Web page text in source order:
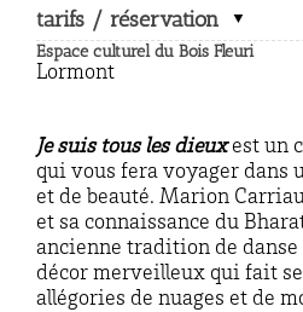
tarifs / réservation
Espace culturel du Bois Fleuri
Lormont
Je suis tous les dieuxest un
qui vous fera voyager dans
et de beauté. Marion
et sa connaissance du
ancienne tradition de danse
décor merveilleux qui fait
allégories de nuages et de